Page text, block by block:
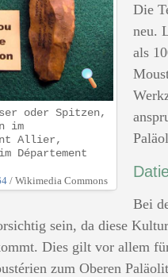
oder Spitzen,
im
Allier,
Département
/ Wikimedia Commons
Die
neu.
als
Bei
sein, da diese
Dies gilt vor allem
zum Oberen